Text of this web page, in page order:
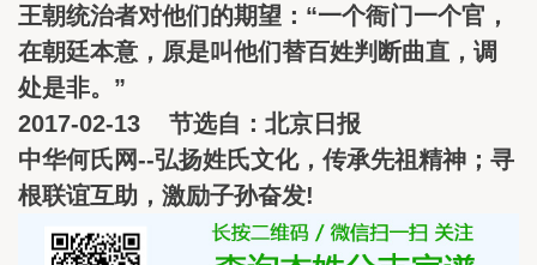
王朝统治者对他们的期望：“一个衙门一个官，
在朝廷本意，原是叫他们替百姓判断曲直，调
处是非。”
2017-02-13 节选自：北京日报
中华何氏网--弘扬姓氏文化，传承先祖精神；寻
根联谊互助，激励子孙奋发!